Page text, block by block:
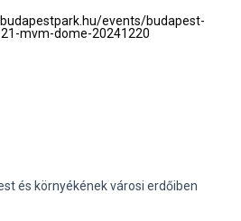
events/budapest-
mvm-dome-20241220
és környékének városi erdőiben